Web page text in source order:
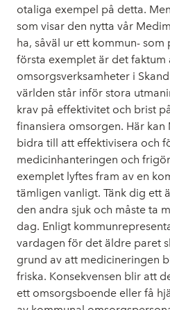
otaliga exempel på detta.
som visar den nytta vår
ha, såväl ur ett kommun-
första exemplet är det faktum
omsorgsverksamheter i
världen står inför stora
krav på effektivitet och brist
finansiera omsorgen. Här
bidra till att effektivisera och
medicinhanteringen och
exemplet lyftes fram av en
tämligen vanligt. Tänk dig ett
den andra sjuk och måste ta
dag. Enligt
vardagen för det äldre paret
grund av att medicineringen
friska. Konsekvensen blir att
ett omsorgsboende eller få